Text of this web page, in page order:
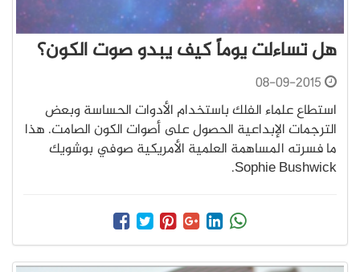
هل تساءلت يوماً كيف يبدو صوت الكون؟
08-09-2015
استطاع علماء الفلك باستخدام الأدوات الحساسة وبعض
الترجمات الإبداعية الحصول على أصوات الكون الصامت. هذا
ما فسرته المساهمة العلمية الأمريكية صوفي بوشويك
Sophie Bushwick.